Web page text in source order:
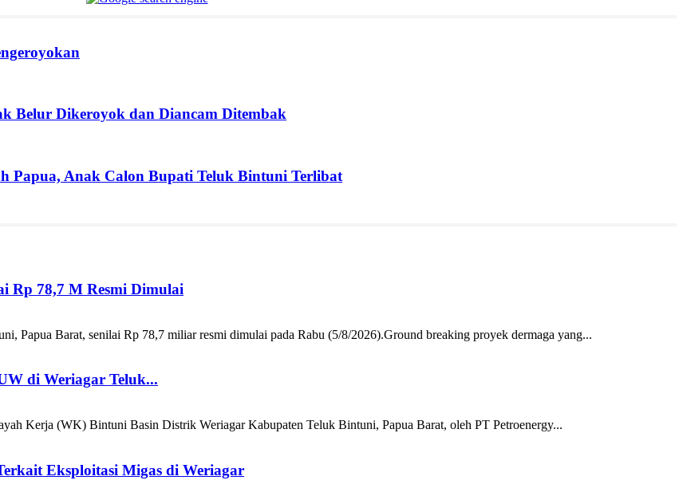
Belur Dikeroyok dan Diancam Ditembak
Papua, Anak Calon Bupati Teluk Bintuni Terlibat
Rp 78,7 M Resmi Dimulai
Papua Barat, senilai Rp 78,7 miliar resmi dimulai pada Rabu (5/8/2026).Ground breaking proyek dermaga yang...
di Weriagar Teluk...
Kerja (WK) Bintuni Basin Distrik Weriagar Kabupaten Teluk Bintuni, Papua Barat, oleh PT Petroenergy...
Eksploitasi Migas di Weriagar